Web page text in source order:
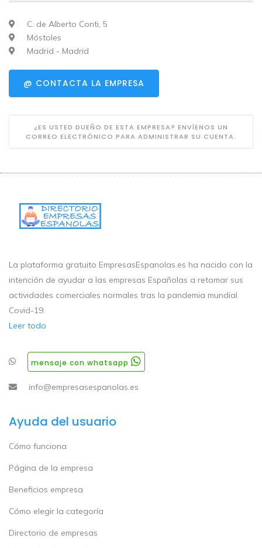
C. de Alberto Conti, 5
Móstoles
Madrid - Madrid
@ CONTACTA LA EMPRESA
¿ES USTED DUEÑO DE ESTA EMPRESA? ENVÍENOS UN
CORREO ELECTRÓNICO PARA ADMINISTRAR SU CUENTA.
La plataforma gratuito EmpresasEspanolas.es ha nacido con la
intención de ayudar a las empresas Españolas a retomar sus
actividades comerciales normales tras la pandemia mundial
Covid-19.
Leer todo
mensaje con whatsapp
info@empresasespanolas.es
Ayuda del usuario
Cómo funciona
Página de la empresa
Beneficios empresa
Cómo elegir la categoría
Directorio de empresas